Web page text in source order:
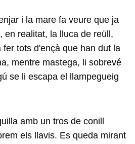
i la mare fa veure que ja
en realitat, la lluca de reüll,
tots d'ençà que han dut la
mentre mastega, li sobrevé
se li escapa el llampegueig
amb un tros de conill
els llavis. Es queda mirant